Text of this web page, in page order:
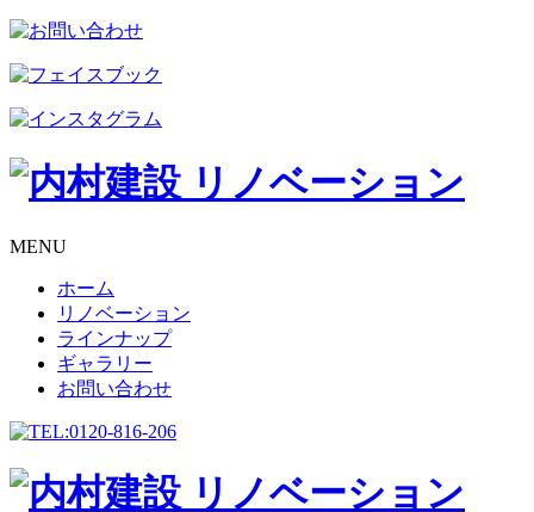
MENU
ホーム
リノベーション
ラインナップ
ギャラリー
お問い合わせ